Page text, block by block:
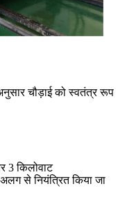
चौड़ाई को स्वतंत्र रूप
3 किलोवाट
से नियंत्रित किया जा